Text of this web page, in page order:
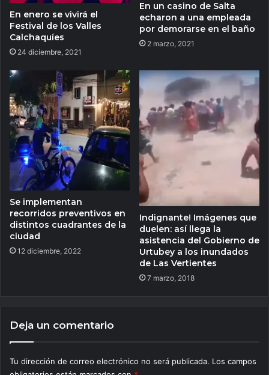
En enero se vivirá el
Festival de los Valles
Calchaquíes
24 diciembre, 2021
En un casino de Salta
echaron a una empleada
por demorarse en el baño
2 marzo, 2021
Se implementan
recorridos preventivos en
distintos cuadrantes de la
ciudad
12 diciembre, 2022
Indignante! Imágenes que
duelen: así llega la
asistencia del Gobierno de
Urtubey a los inundados
de Las Vertientes
7 marzo, 2018
Deja un comentario
Tu dirección de correo electrónico no será publicada. Los campos